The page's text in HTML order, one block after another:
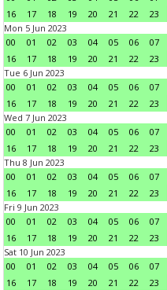
16
17 18 19 20 21 22
23
Mon 5 Jun 2023
00
01 02 03 04 05 06 07
16
17 18 19 20 21 22
23
Tue 6 Jun 2023
00
01 02 03 04 05 06 07
16
17 18 19 20 21 22
23
Wed 7 Jun 2023
00
01 02 03 04 05 06 07
16
17 18 19 20 21 22
23
Thu 8 Jun 2023
00
01 02 03 04 05 06 07
16
17 18 19 20 21 22
23
Fri 9 Jun 2023
00
01 02 03 04 05 06 07
16
17 18 19 20 21 22
23
Sat 10 Jun 2023
00
01 02 03 04 05 06 07
16
17 18 19 20 21 22
23